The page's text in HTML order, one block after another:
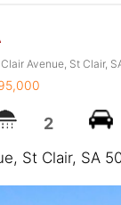
Avenue, St Clair,
2
St Clair, SA